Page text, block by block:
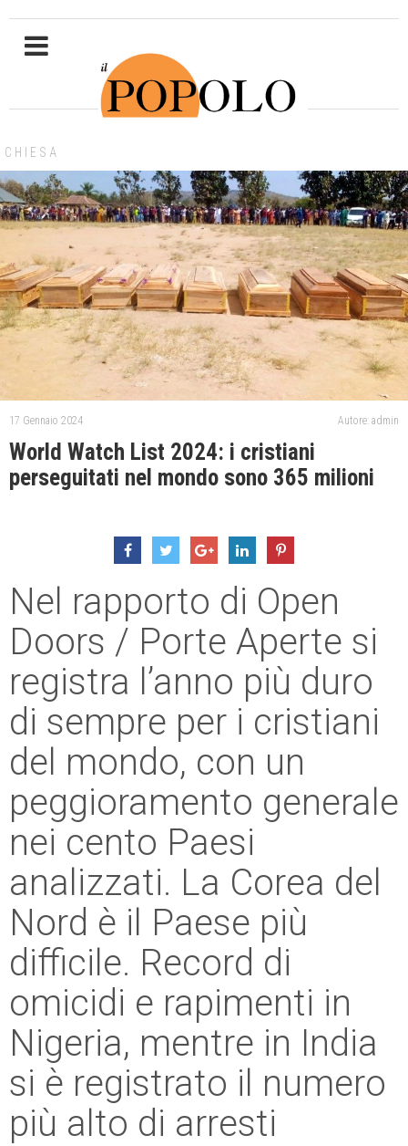
CHIESA
17 Gennaio 2024 Autore: admin
World Watch List 2024: i cristiani
perseguitati nel mondo sono 365 milioni
Nel rapporto di Open
Doors / Porte Aperte si
registra l’anno più duro
di sempre per i cristiani
del mondo, con un
peggioramento generale
nei cento Paesi
analizzati. La Corea del
Nord è il Paese più
difficile. Record di
omicidi e rapimenti in
Nigeria, mentre in India
si è registrato il numero
più alto di arresti